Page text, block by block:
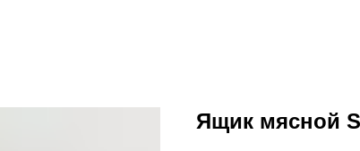
Ящик мясной S